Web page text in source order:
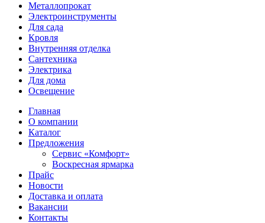
Металлопрокат
Электроинструменты
Для сада
Кровля
Внутренняя отделка
Сантехника
Электрика
Для дома
Освещение
Главная
О компании
Каталог
Предложения
Сервис «Комфорт»
Воскресная ярмарка
Прайс
Новости
Доставка и оплата
Вакансии
Контакты